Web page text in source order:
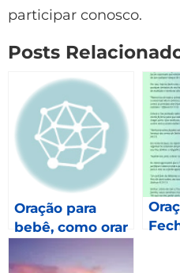
participar conosco.
Posts
Oração para
bebê, como orar